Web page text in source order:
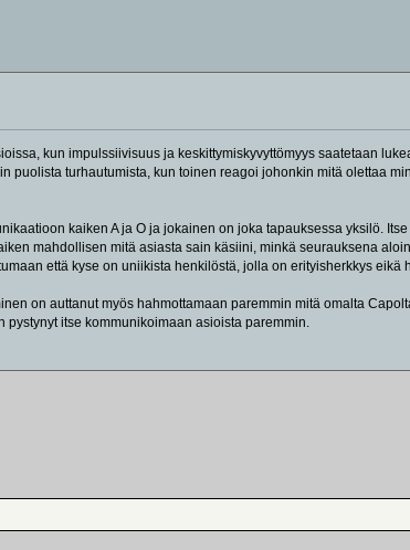
kun impulssiivisuus ja keskittymiskyvyttömyys saatetaan
puolista turhautumista, kun toinen reagoi johonkin mitä olettaa
kaiken A ja O ja jokainen on joka tapauksessa yksilö.
mahdollisen mitä asiasta sain käsiini, minkä seurauksena
että kyse on uniikista henkilöstä, jolla on erityisherkkys eikä
on auttanut myös hahmottamaan paremmin mitä omalta
itse kommunikoimaan asioista paremmin.